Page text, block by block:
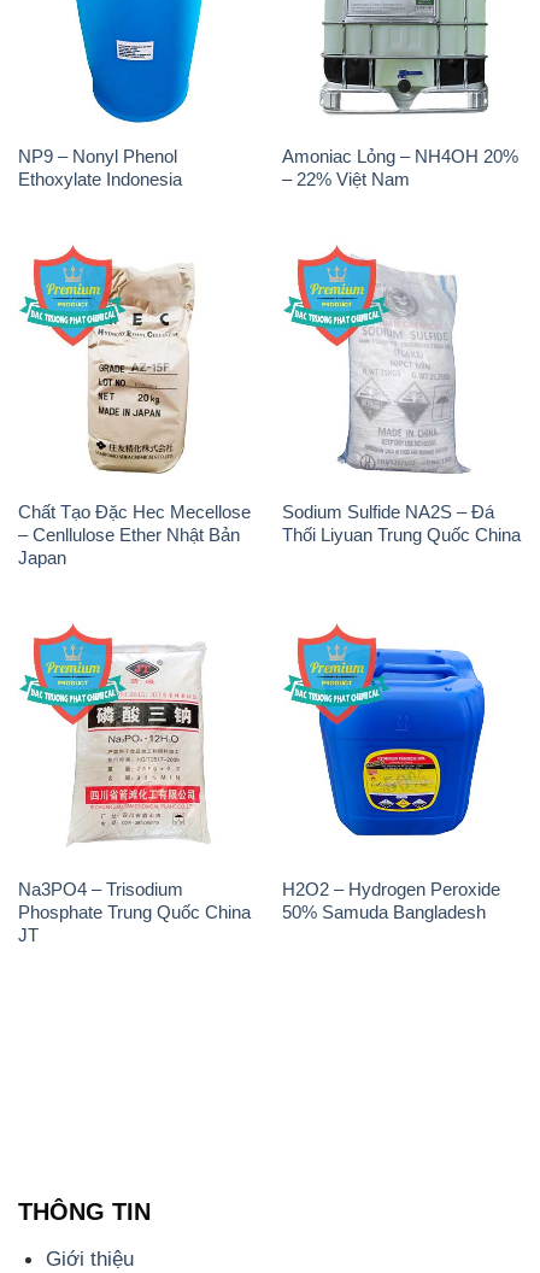
NP9 – Nonyl Phenol
Ethoxylate Indonesia
Amoniac Lỏng – NH4OH 20%
– 22% Việt Nam
Chất Tạo Đặc Hec Mecellose
– Cenllulose Ether Nhật Bản
Japan
Sodium Sulfide NA2S – Đá
Thối Liyuan Trung Quốc China
Na3PO4 – Trisodium
Phosphate Trung Quốc China
JT
H2O2 – Hydrogen Peroxide
50% Samuda Bangladesh
THÔNG TIN
Giới thiệu